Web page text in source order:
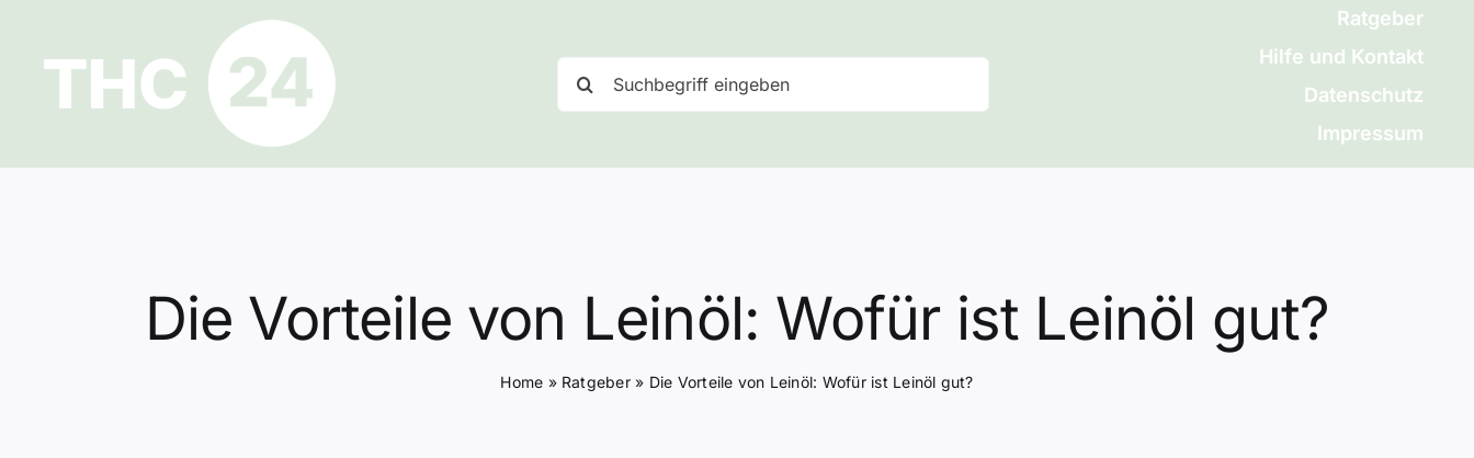
springen
nach:
Ratgeber
Hilfe und Kontakt
Datenschutz
Impressum
Die Vorteile von Leinöl: Wofür ist Leinöl gut?
Home » Ratgeber» Die Vorteile von Leinöl: Wofür ist Leinöl gut?